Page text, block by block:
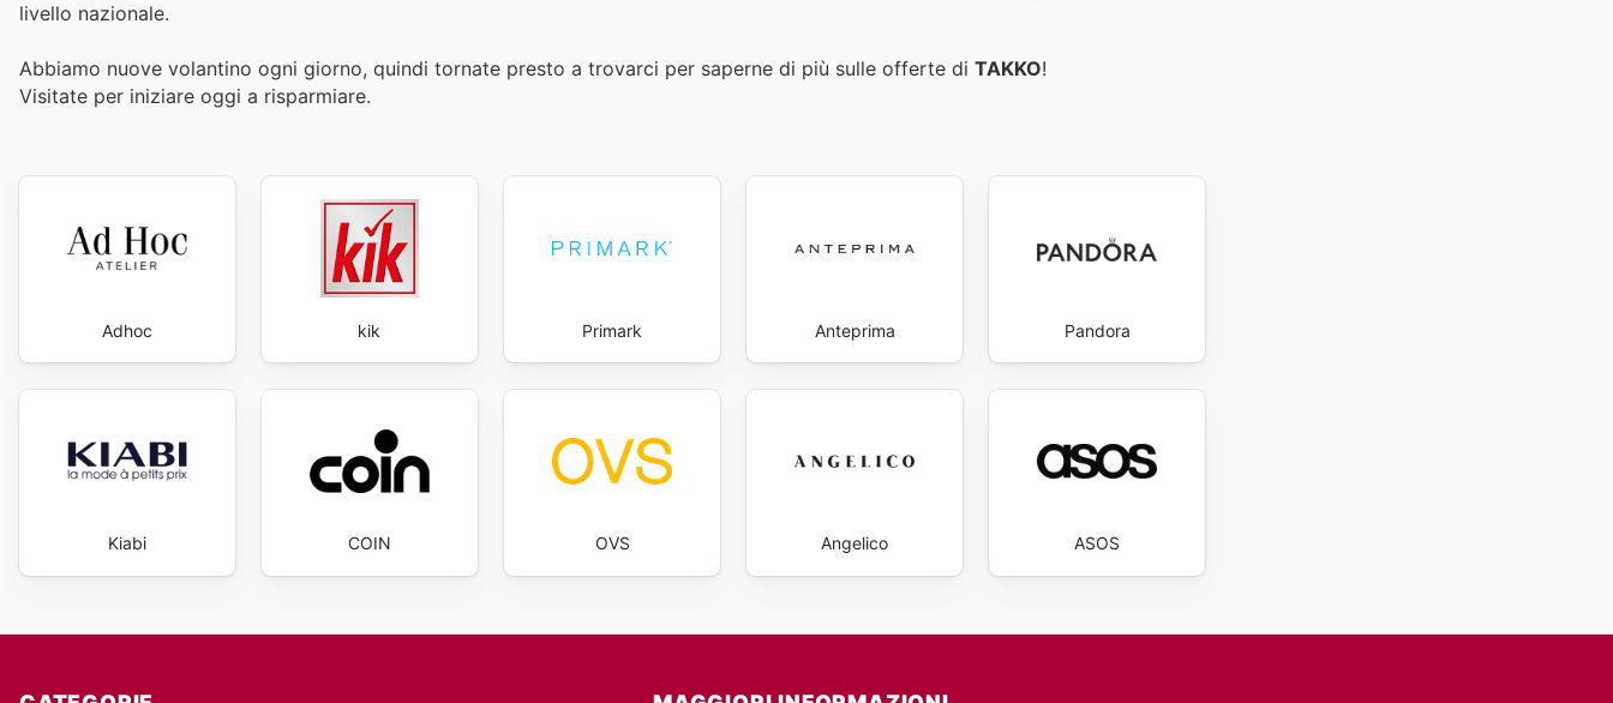
livello nazionale.
Abbiamo nuove volantino ogni giorno, quindi tornate presto a trovarci per saperne di più sulle offerte di TAKKO!
Visitate per iniziare oggi a risparmiare.
Adhoc kik Primark Anteprima Pandora
Kiabi COIN OVS Angelico ASOS